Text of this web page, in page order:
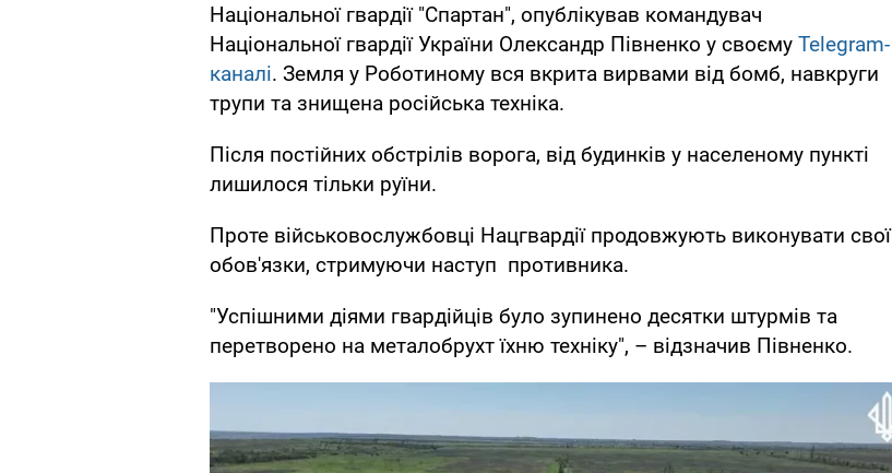
Національної гвардії "Спартан", опублікував командувач
Національної гвардії України Олександр Півненко у своєму Telegram-
каналі. Земля у Роботиному вся вкрита вирвами від бомб, навкруги
трупи та знищена російська техніка.
Після постійних обстрілів ворога, від будинків у населеному пункті
лишилося тільки руїни.
Проте військовослужбовці Нацгвардії продовжують виконувати свої
обов'язки, стримуючи наступ противника.
"Успішними діями гвардійців було зупинено десятки штурмів та
перетворено на металобрухт їхню техніку", – відзначив Півненко.